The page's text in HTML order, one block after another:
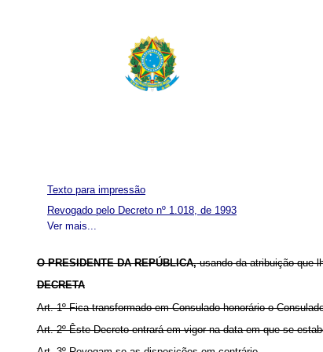
Ver mais...
Texto para impressão
Revogado pelo Decreto nº 1.018, de 1993
O PRESIDENTE DA REPÚBLICA,usando da atribuição que
DECRETA
Art. 1º Fica transformado em Consulado honorário o
Art. 2º Êste Decreto entrará em vigor na data em que se